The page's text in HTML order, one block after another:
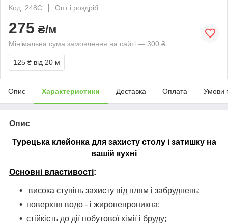
Код: 248C
Опт і роздріб
275 ₴/м
Мінімальна сума замовлення на сайті — 300 ₴
125 ₴ від 20 м
Опис Характеристики Доставка Оплата Умови
Опис
Турецька клейонка для захисту столу і затишку на
вашій кухні
Основні властивості:
висока ступінь захисту від плям і забруднень;
поверхня водо - і жиронепроникна;
стійкість до дії побутової хімії і бруду;